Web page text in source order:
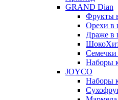
GRAND Dian
Фрукты
Орехи в
Драже в
Семечки
Наборы
JOYCO
Наборы